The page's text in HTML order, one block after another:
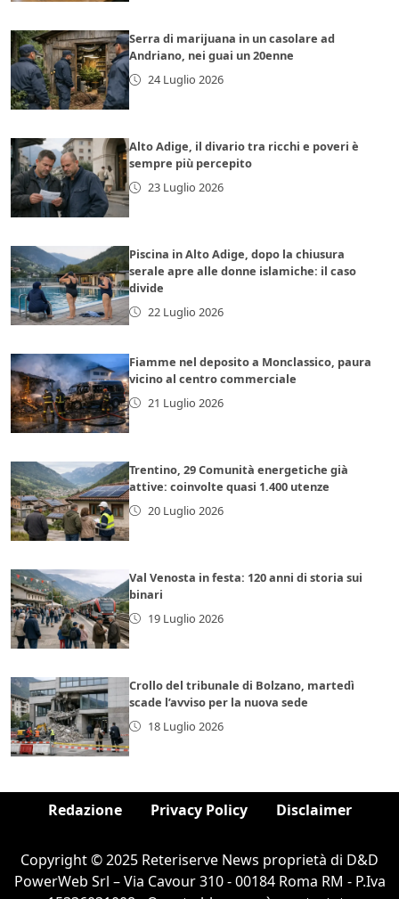
Serra di marijuana in un casolare ad
Andriano, nei guai un 20enne
24 Luglio 2026
Alto Adige, il divario tra ricchi e poveri è
sempre più percepito
23 Luglio 2026
Piscina in Alto Adige, dopo la chiusura
serale apre alle donne islamiche: il caso
divide
22 Luglio 2026
Fiamme nel deposito a Monclassico, paura
vicino al centro commerciale
21 Luglio 2026
Trentino, 29 Comunità energetiche già
attive: coinvolte quasi 1.400 utenze
20 Luglio 2026
Val Venosta in festa: 120 anni di storia sui
binari
19 Luglio 2026
Crollo del tribunale di Bolzano, martedì
scade l’avviso per la nuova sede
18 Luglio 2026
Redazione Privacy Policy Disclaimer
Copyright © 2025 Reteriserve News proprietà di D&D
PowerWeb Srl – Via Cavour 310 - 00184 Roma RM - P.Iva